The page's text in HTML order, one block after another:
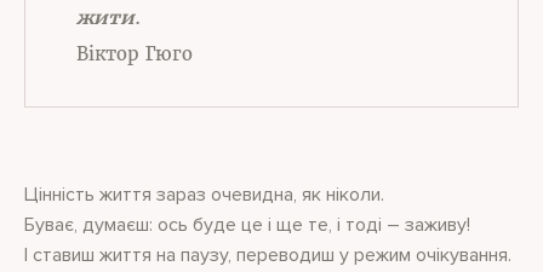
жити.
Віктор Гюго
Цінність життя зараз очевидна, як ніколи.
Буває, думаєш: ось буде це і ще те, і тоді – заживу!
І ставиш життя на паузу, переводиш у режим очікування.